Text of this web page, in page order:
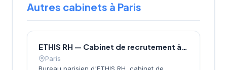
Autres cabinets à Paris
ETHIS RH — Cabinet de recrutement à Paris
Paris